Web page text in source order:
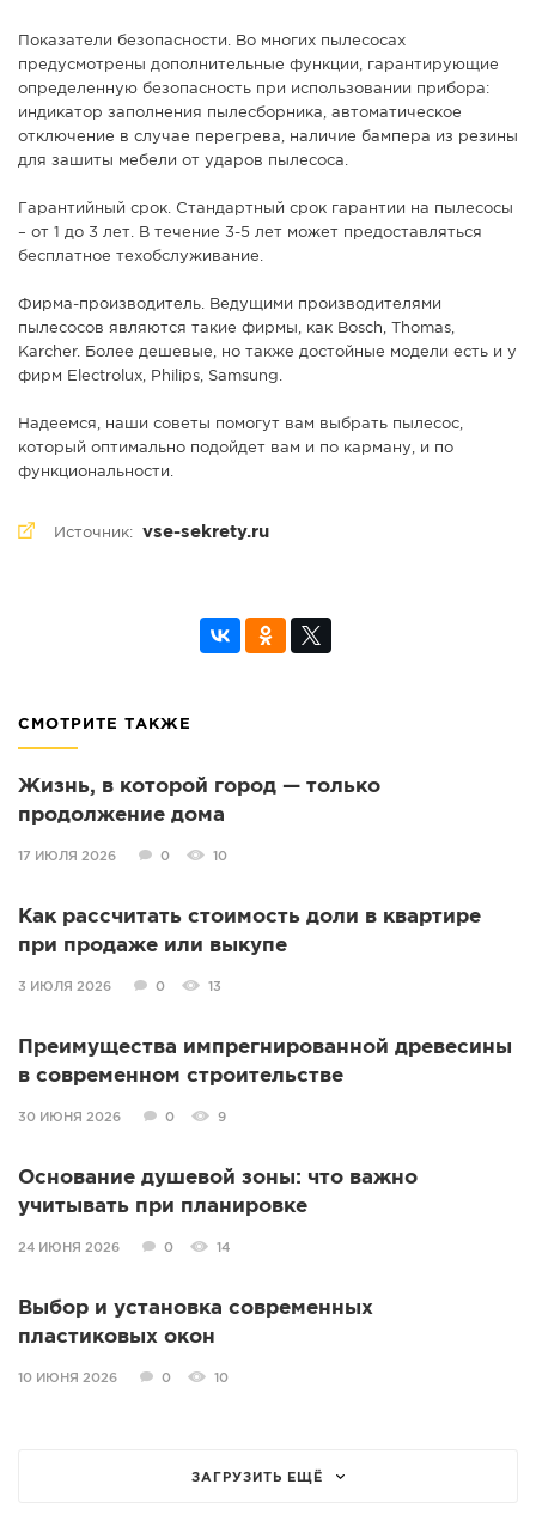
Показатели безопасности. Во многих пылесосах
предусмотрены дополнительные функции, гарантирующие
определенную безопасность при использовании прибора:
индикатор заполнения пылесборника, автоматическое
отключение в случае перегрева, наличие бампера из резины
для зашиты мебели от ударов пылесоса.
Гарантийный срок. Стандартный срок гарантии на пылесосы
– от 1 до 3 лет. В течение 3-5 лет может предоставляться
бесплатное техобслуживание.
Фирма-производитель. Ведущими производителями
пылесосов являются такие фирмы, как Bosch, Thomas,
Karcher. Более дешевые, но также достойные модели есть и у
фирм Electrolux, Philips, Samsung.
Надеемся, наши советы помогут вам выбрать пылесос,
который оптимально подойдет вам и по карману, и по
функциональности.
Источник: vse-sekrety.ru
СМОТРИТЕ ТАКЖЕ
Жизнь, в которой город — только
продолжение дома
17 ИЮЛЯ 2026 0 10
Как рассчитать стоимость доли в квартире
при продаже или выкупе
3 ИЮЛЯ 2026 0 13
Преимущества импрегнированной древесины
в современном строительстве
30 ИЮНЯ 2026 0 9
Основание душевой зоны: что важно
учитывать при планировке
24 ИЮНЯ 2026 0 14
Выбор и установка современных
пластиковых окон
10 ИЮНЯ 2026 0 10
ЗАГРУЗИТЬ ЕЩЁ